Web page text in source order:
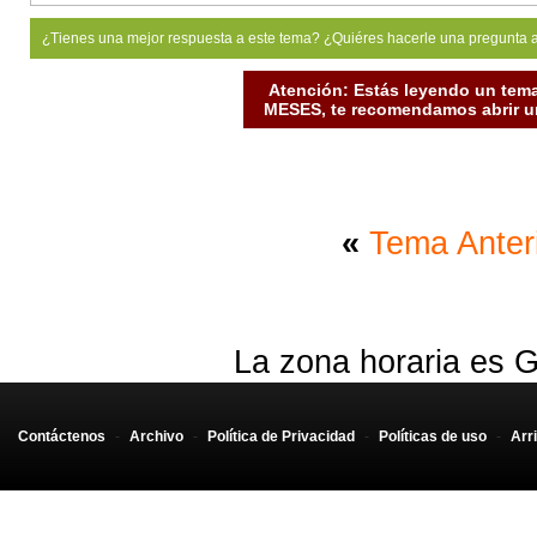
¿Tienes una mejor respuesta a este tema? ¿Quiéres hacerle una
Atención: Estás leyendo un
MESES, te recomendamos abrir
« Tema
La zona horaria es
Contáctenos - Archivo - Política de Privacidad - Políticas de uso -